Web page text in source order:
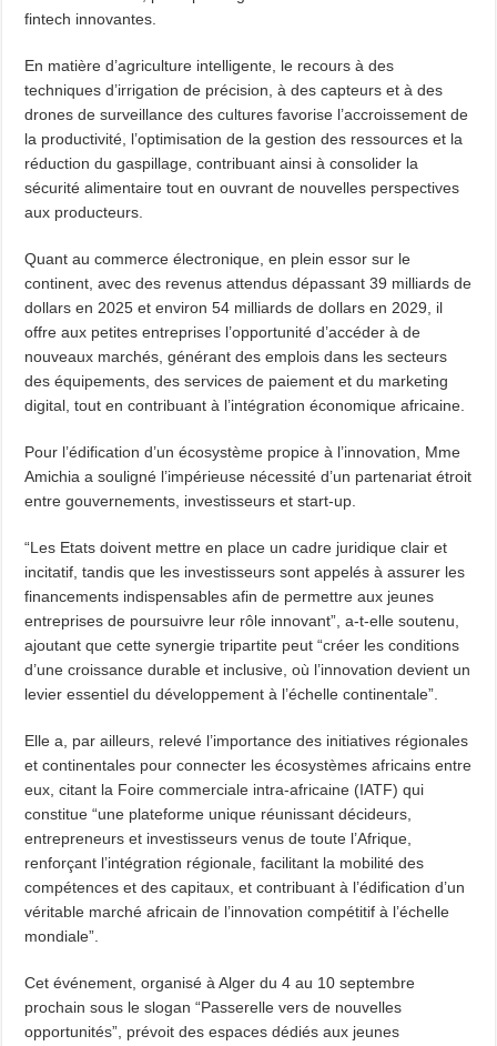
fintech innovantes.
En matière d’agriculture intelligente, le recours à des
techniques d’irrigation de précision, à des capteurs et à des
drones de surveillance des cultures favorise l’accroissement de
la productivité, l’optimisation de la gestion des ressources et la
réduction du gaspillage, contribuant ainsi à consolider la
sécurité alimentaire tout en ouvrant de nouvelles perspectives
aux producteurs.
Quant au commerce électronique, en plein essor sur le
continent, avec des revenus attendus dépassant 39 milliards de
dollars en 2025 et environ 54 milliards de dollars en 2029, il
offre aux petites entreprises l’opportunité d’accéder à de
nouveaux marchés, générant des emplois dans les secteurs
des équipements, des services de paiement et du marketing
digital, tout en contribuant à l’intégration économique africaine.
Pour l’édification d’un écosystème propice à l’innovation, Mme
Amichia a souligné l’impérieuse nécessité d’un partenariat étroit
entre gouvernements, investisseurs et start-up.
“Les Etats doivent mettre en place un cadre juridique clair et
incitatif, tandis que les investisseurs sont appelés à assurer les
financements indispensables afin de permettre aux jeunes
entreprises de poursuivre leur rôle innovant”, a-t-elle soutenu,
ajoutant que cette synergie tripartite peut “créer les conditions
d’une croissance durable et inclusive, où l’innovation devient un
levier essentiel du développement à l’échelle continentale”.
Elle a, par ailleurs, relevé l’importance des initiatives régionales
et continentales pour connecter les écosystèmes africains entre
eux, citant la Foire commerciale intra-africaine (IATF) qui
constitue “une plateforme unique réunissant décideurs,
entrepreneurs et investisseurs venus de toute l’Afrique,
renforçant l’intégration régionale, facilitant la mobilité des
compétences et des capitaux, et contribuant à l’édification d’un
véritable marché africain de l’innovation compétitif à l’échelle
mondiale”.
Cet événement, organisé à Alger du 4 au 10 septembre
prochain sous le slogan “Passerelle vers de nouvelles
opportunités”, prévoit des espaces dédiés aux jeunes